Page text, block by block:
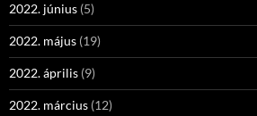
2022. június (5)
2022. május (19)
2022. április (9)
2022. március (12)